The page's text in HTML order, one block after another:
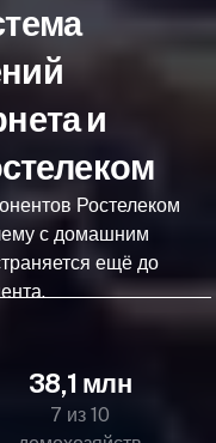
и
Ростелеком
с домашним
ещё до
38,1 млн
7 из 10